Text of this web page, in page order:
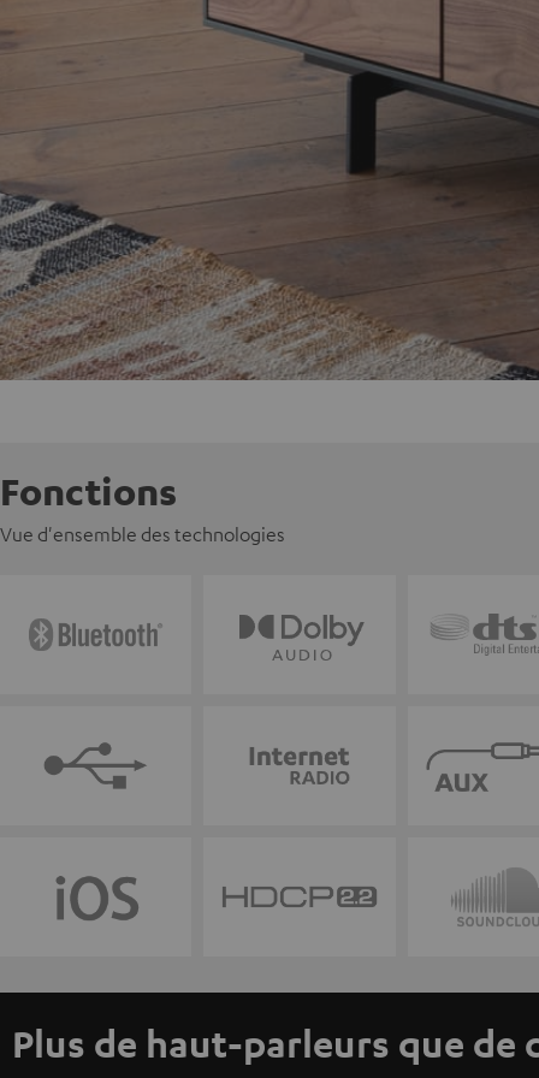
Fonctions
Vue d'ensemble des technologies
Plus de haut-parleurs que de